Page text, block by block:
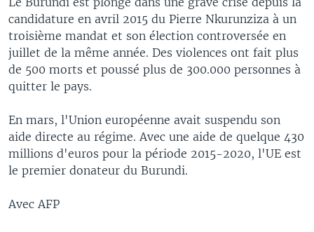
candidature en avril 2015 du Pierre Nkurunziza à un
troisième mandat et son élection controversée en
juillet de la même année. Des violences ont fait plus
de 500 morts et poussé plus de 300.000 personnes à
quitter le pays.
En mars, l'Union européenne avait suspendu son
aide directe au régime. Avec une aide de quelque 430
millions d'euros pour la période 2015-2020, l'UE est
le premier donateur du Burundi.
Avec AFP